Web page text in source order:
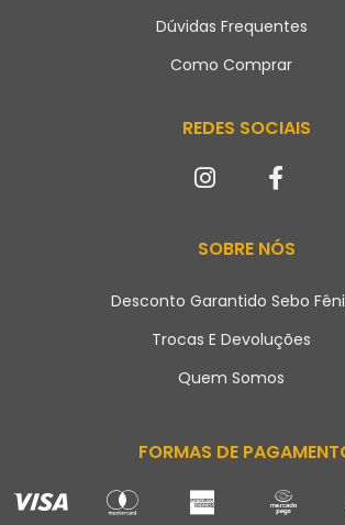
Dúvidas Frequentes
Como Comprar
REDES SOCIAIS
SOBRE NÓS
Desconto Garantido Sebo
Trocas E Devoluções
Quem Somos
FORMAS DE